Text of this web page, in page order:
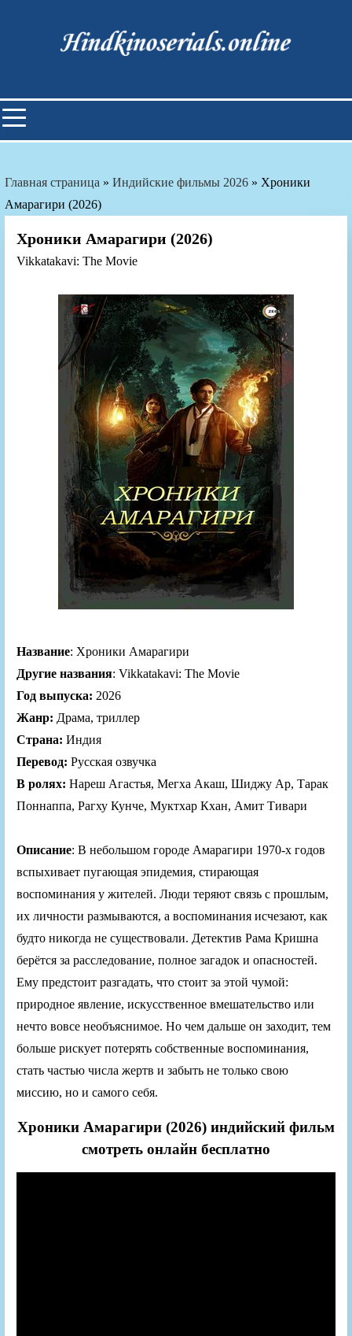
Индийские фильмы смотреть
онлайн
Главная страница » Индийские фильмы 2026 » Хроники
Амарагири (2026)
Хроники Амарагири (2026)
Vikkatakavi: The Movie
Название: Хроники Амарагири
Другие названия: Vikkatakavi: The Movie
Год выпуска: 2026
Жанр: Драма, триллер
Страна: Индия
Перевод: Русская озвучка
В ролях: Нареш Агастья, Мегха Акаш, Шиджу Ар, Тарак
Поннаппа, Рагху Кунче, Муктхар Кхан, Амит Тивари
Описание: В небольшом городе Амарагири 1970-х годов
вспыхивает пугающая эпидемия, стирающая
воспоминания у жителей. Люди теряют связь с прошлым,
их личности размываются, а воспоминания исчезают, как
будто никогда не существовали. Детектив Рама Кришна
берётся за расследование, полное загадок и опасностей.
Ему предстоит разгадать, что стоит за этой чумой:
природное явление, искусственное вмешательство или
нечто вовсе необъяснимое. Но чем дальше он заходит, тем
больше рискует потерять собственные воспоминания,
стать частью числа жертв и забыть не только свою
миссию, но и самого себя.
Хроники Амарагири (2026) индийский фильм
смотреть онлайн бесплатно